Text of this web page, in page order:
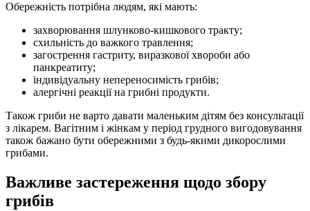
Обережність потрібна людям, які мають:
захворювання шлунково-кишкового тракту;
схильність до важкого травлення;
загострення гастриту, виразкової хвороби або
панкреатиту;
індивідуальну непереносимість грибів;
алергічні реакції на грибні продукти.
Також гриби не варто давати маленьким дітям без консультації
з лікарем. Вагітним і жінкам у період грудного вигодовування
також бажано бути обережними з будь-якими дикорослими
грибами.
Важливе застереження щодо збору
грибів